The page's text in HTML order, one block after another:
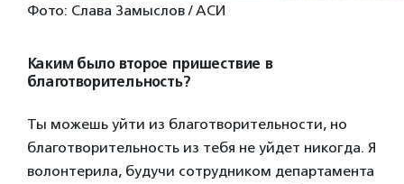
Фото: Слава Замыслов / АСИ
Каким было второе пришествие в
благотворительность?
Ты можешь уйти из благотворительности, но
благотворительность из тебя не уйдет никогда. Я
волонтерила, будучи сотрудником департамента